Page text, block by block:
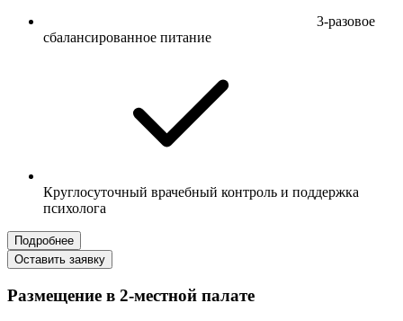
3-разовое
сбалансированное питание
Круглосуточный врачебный контроль и поддержка
психолога
Подробнее
Оставить заявку
Размещение в 2-местной палате